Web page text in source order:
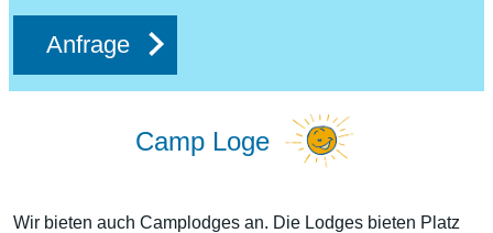
Anfrage
Camp Loge
Wir bieten auch Camplodges an. Die Lodges bieten Platz